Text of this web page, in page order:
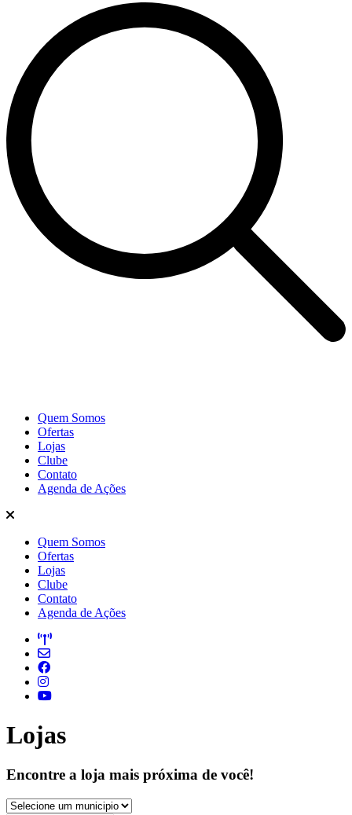
Quem Somos
Ofertas
Lojas
Clube
Contato
Agenda de Ações
Quem Somos
Ofertas
Lojas
Clube
Contato
Agenda de Ações
Lojas
Encontre a loja mais próxima de você!